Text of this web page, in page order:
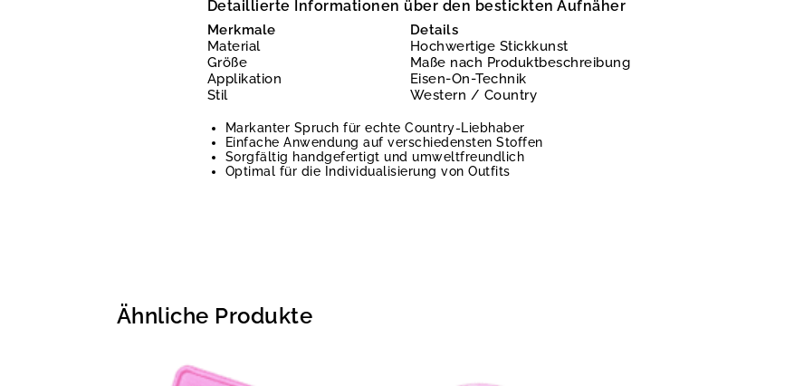
Detaillierte Informationen über den bestickten Aufnäher
Merkmale
Details
Material
Hochwertige Stickkunst
Größe
Maße nach Produktbeschreibung
Applikation
Eisen-On-Technik
Stil
Western / Country
Markanter Spruch für echte Country-Liebhaber
Einfache Anwendung auf verschiedensten Stoffen
Sorgfältig handgefertigt und umweltfreundlich
Optimal für die Individualisierung von Outfits
Ähnliche Produkte